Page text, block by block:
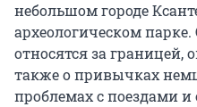
небольшом городе
археологическом
относятся за границей,
также о привычках
проблемах с поездами